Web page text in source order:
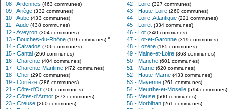
08 - Ardennes (463 communes)
09 - Ariège (332 communes)
10 - Aube (433 communes)
11 - Aude (438 communes)
12 - Aveyron (304 communes)
13 - Bouches-du-Rhône (119 communes) *
14 - Calvados (706 communes)
15 - Cantal (260 communes)
16 - Charente (404 communes)
17 - Charente-Maritime (472 communes)
18 - Cher (290 communes)
19 - Corrèze (286 communes)
21 - Côte-d'Or (706 communes)
22 - Côtes-d'Armor (373 communes)
23 - Creuse (260 communes)
42 - Loire (327 communes)
43 - Haute-Loire (260 communes)
44 - Loire-Atlantique (221 communes)
45 - Loiret (334 communes)
46 - Lot (340 communes)
47 - Lot-et-Garonne (319 communes)
48 - Lozère (185 communes)
49 - Maine-et-Loire (363 communes)
50 - Manche (601 communes)
51 - Marne (620 communes)
52 - Haute-Marne (433 communes)
53 - Mayenne (261 communes)
54 - Meurthe-et-Moselle (594 communes)
55 - Meuse (500 communes)
56 - Morbihan (261 communes)